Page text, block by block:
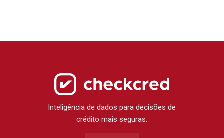
Inteligência de dados para decisões de
crédito mais seguras.